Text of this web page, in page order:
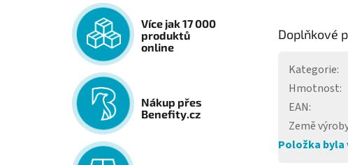
Více jak 17 000
produktů
online
Nákup přes
Benefity.cz
Doplňkové
Kategorie:
Hmotnost:
EAN:
Země
Položka